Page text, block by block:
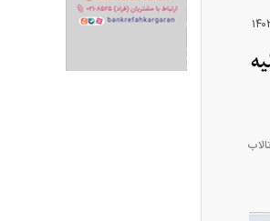
قیمت سکه و طلا + جدول